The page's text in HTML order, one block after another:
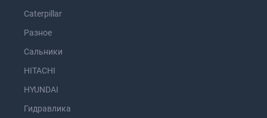
Caterpillar
Разное
Сальники
HITACHI
HYUNDAI
Гидравлика